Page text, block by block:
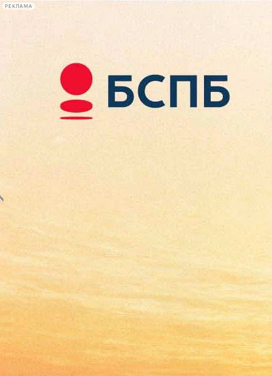
РЕКЛАМА
Сегодня:
2026.08.07
08:58
Афиша Plus